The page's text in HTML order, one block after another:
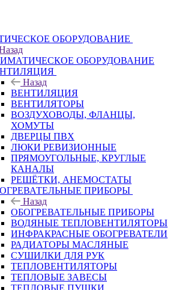
ОБОРУДОВАНИЕ
ОБОРУДОВАНИЕ
Назад
ВЕНТИЛЯЦИЯ
ВЕНТИЛЯТОРЫ
ВОЗДУХОВОДЫ, ФЛАНЦЫ,
ХОМУТЫ
ДВЕРЦЫ ПВХ
ЛЮКИ РЕВИЗИОННЫЕ
ПРЯМОУГОЛЬНЫЕ, КРУГЛЫЕ
КАНАЛЫ
РЕШЁТКИ, АНЕМОСТАТЫ
ПРИБОРЫ
Назад
ОБОГРЕВАТЕЛЬНЫЕ ПРИБОРЫ
ВОДЯНЫЕ ТЕПЛОВЕНТИЛЯТОРЫ
ИНФРАКРАСНЫЕ ОБОГРЕВАТЕЛИ
РАДИАТОРЫ МАСЛЯНЫЕ
СУШИЛКИ ДЛЯ РУК
ТЕПЛОВЕНТИЛЯТОРЫ
ТЕПЛОВЫЕ ЗАВЕСЫ
ТЕПЛОВЫЕ ПУШКИ